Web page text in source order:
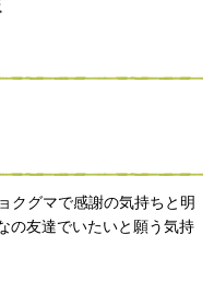
クグマで感謝の気持ちと明
の友達でいたいと願う気持